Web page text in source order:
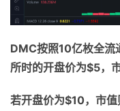
DMC按照10亿枚全流
所时的开盘价为$5，
若开盘价为$10，市值